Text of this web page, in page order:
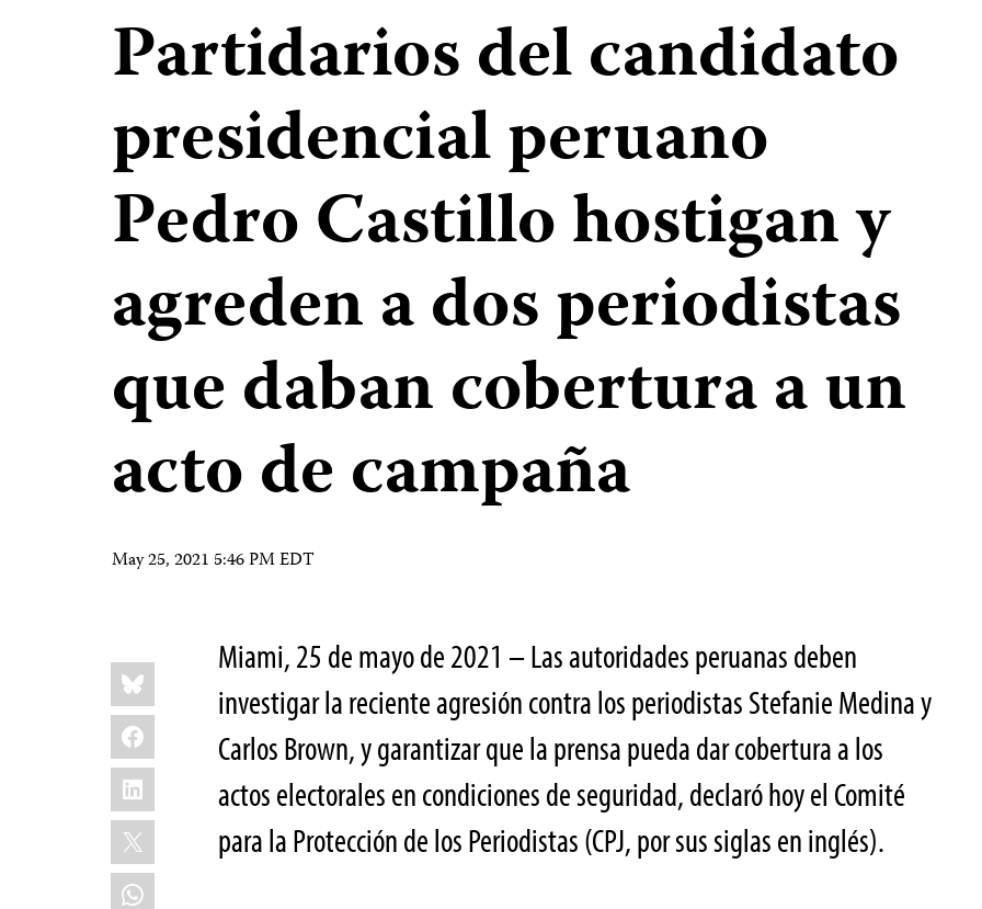
Partidarios del candidato
presidencial peruano
Pedro Castillo hostigan y
agreden a dos periodistas
que daban cobertura a un
acto de campaña
May 25, 2021 5:46 PM EDT
Share
this:
Bluesky
Facebook
LinkedIn
X
WhatsApp
Miami, 25 de mayo de 2021 – Las autoridades peruanas deben
investigar la reciente agresión contra los periodistas Stefanie Medina y
Carlos Brown, y garantizar que la prensa pueda dar cobertura a los
actos electorales en condiciones de seguridad, declaró hoy el Comité
para la Protección de los Periodistas (CPJ, por sus siglas en inglés).